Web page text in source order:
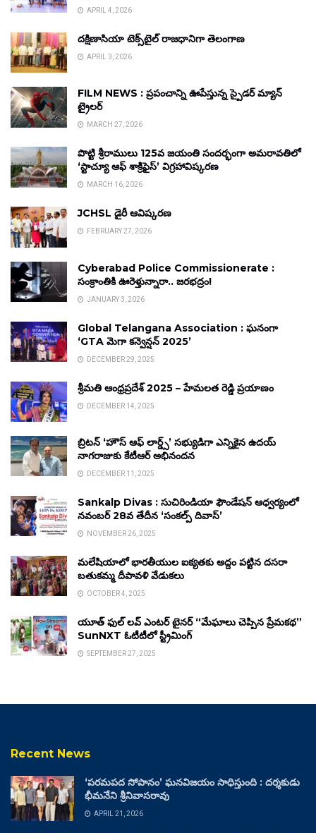
APRIL 4, 2026
దక్షిణాసియా టెక్స్‌టైల్ రాజధానిగా తెలంగాణ
APRIL 3, 2026
FILM NEWS : ప్రపంచాన్ని ఊపేస్తున్న స్పైడర్ మ్యాన్
ట్రైలర్
MARCH 27, 2026
పొట్టి శ్రీరాములు 125వ జయంతి సందర్భంగా అమరావతిలో
‘స్టాచ్యూ ఆఫ్ శాక్రిఫైస్’ విగ్రహావిష్కరణ
MARCH 16, 2026
JCHSL డైరీ ఆవిష్కరణ
FEBRUARY 27, 2026
Cyberabad Police Commissionerate :
సంక్రాంతికి ఊరెళ్తున్నారా.. జరభద్రం!
JANUARY 3, 2026
Global Telangana Association : ఘనంగా
‘GTA మెగా కన్వెన్షన్ 2025’
DECEMBER 29, 2025
శ్రీమతి ఆంధ్రప్రదేశ్ 2025 – హేమలత రెడ్డి ప్రయాణం
DECEMBER 14, 2025
బ్రిటన్ ‘హౌస్ ఆఫ్ లార్డ్స్’ సభ్యుడిగా ఎన్నికైన ఉదయ్
నాగరాజుకు కేటీఆర్ అభినందన
DECEMBER 11, 2025
Sankalp Divas : సుచిరిండియా ఫౌండేషన్ ఆధ్వర్యంలో
నవంబర్ 28వ తేదీన ‘సంకల్ప్ దివాస్’
NOVEMBER 26, 2025
మలేషియాలో భారతీయుల ఐక్యతకు అద్దం పట్టిన దసరా
బతుకమ్మ దీపావళి వేడుకలు
OCTOBER 4, 2025
యూత్ ఫుల్ లవ్ ఎంటర్ టైనర్ “మేఘాలు చెప్పిన ప్రేమకథ”
SunNXT ఓటీటీలో స్ట్రీమింగ్
SEPTEMBER 27, 2025
Recent News
‘పరమపద సోపానం’ ఘనవిజయం సాధిస్తుంది : దర్శకుడు
భీమనేని శ్రీనివాసరావు
APRIL 21, 2026